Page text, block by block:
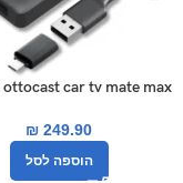
₪ 249.90
הוספה לסל